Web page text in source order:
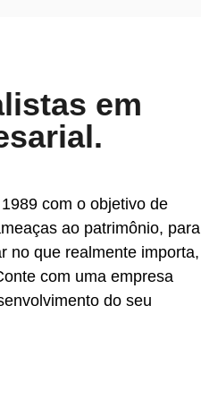
em
com o objetivo de
ao patrimônio, para
no que realmente importa,
com uma empresa
do seu